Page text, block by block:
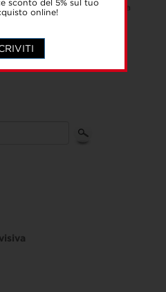
sconto del 5% sul tuo
online!
di una provincia ricchissima
veronese.